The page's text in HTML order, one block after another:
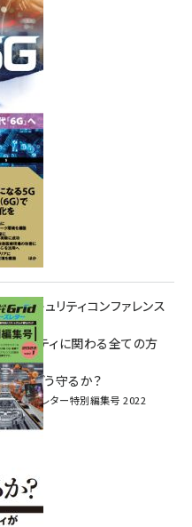
ーセキュリティコンファレンス
ュリティに関わる全ての方
をどう守るか？
ューズレター特別編集号 2022